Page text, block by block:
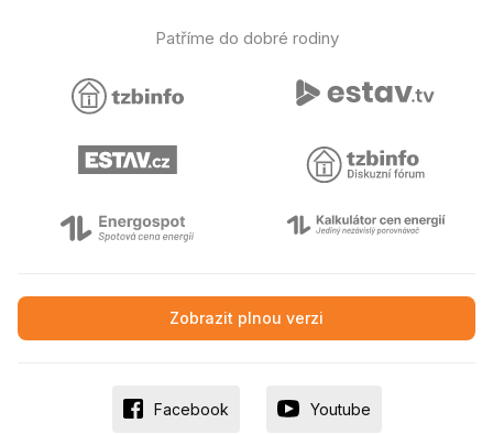
Patříme do dobré rodiny
Zobrazit plnou verzi
Facebook Youtube